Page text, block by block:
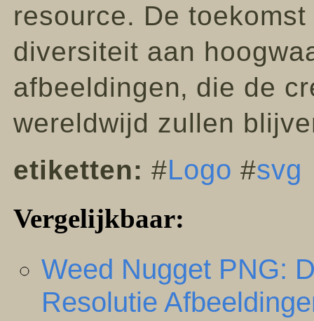
resource. De
diversiteit aan
afbeeldingen‚ die de
wereldwijd zullen
etiketten: #Logo #svg
Vergelijkbaar:
Weed Nugget PNG:
Resolutie